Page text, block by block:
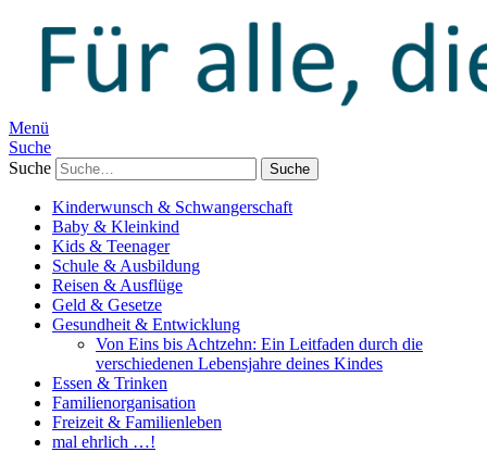
Menü
Suche
Suche
Kinderwunsch & Schwangerschaft
Baby & Kleinkind
Kids & Teenager
Schule & Ausbildung
Reisen & Ausflüge
Geld & Gesetze
Gesundheit & Entwicklung
Von Eins bis Achtzehn: Ein Leitfaden durch die
verschiedenen Lebensjahre deines Kindes
Essen & Trinken
Familienorganisation
Freizeit & Familienleben
mal ehrlich …!